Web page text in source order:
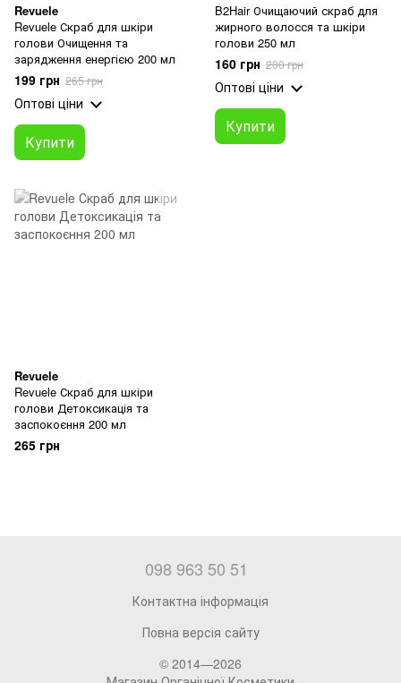
Revuele
Revuele Скраб для шкіри
голови Очищення та
зарядження енергією 200 мл
199 грн 265 грн
Оптові ціни
Купити
B2Hair Очищаючий скраб для
жирного волосся та шкіри
голови 250 мл
160 грн 200 грн
Оптові ціни
Купити
Revuele
Revuele Скраб для шкіри
голови Детоксикація та
заспокоєння 200 мл
265 грн
098 963 50 51
Контактна інформація
Повна версія сайту
© 2014—2026